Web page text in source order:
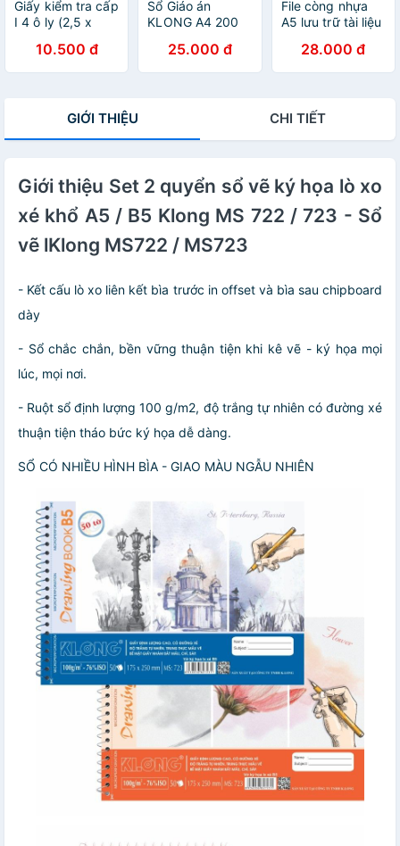
Giấy kiểm tra cấp
I 4 ô ly (2,5 x
MS: 011
10.500 đ
Sổ Giáo án
KLONG A4 200
25.000 đ
File còng nhựa
A5 lưu trữ tài liệu
28.000 đ
GIỚI THIỆU CHI TIẾT
Giới thiệu Set 2 quyển sổ vẽ ký họa lò xo
xé khổ A5 / B5 Klong MS 722 / 723 - Sổ
vẽ lKlong MS722 / MS723
- Kết cấu lò xo liên kết bìa trước in offset và bìa sau chipboard
dày
- Sổ chắc chắn, bền vững thuận tiện khi kê vẽ - ký họa mọi
lúc, mọi nơi.
- Ruột sổ định lượng 100 g/m2, độ trắng tự nhiên có đường xé
thuận tiện tháo bức ký họa dễ dàng.
SỔ CÓ NHIỀU HÌNH BÌA - GIAO MÀU NGẪU NHIÊN